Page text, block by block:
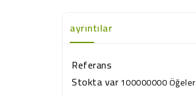
ayrıntılar
Referans
Stokta var100000000 Öğeler